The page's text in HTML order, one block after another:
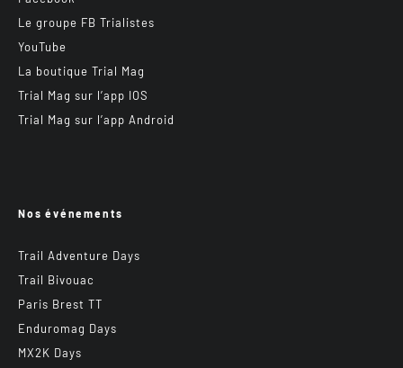
Le groupe FB Trialistes
YouTube
La boutique Trial Mag
Trial Mag sur l’app IOS
Trial Mag sur l’app Android
Nos événements
Trail Adventure Days
Trail Bivouac
Paris Brest TT
Enduromag Days
MX2K Days